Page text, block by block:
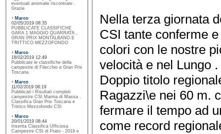
eventuali anomalie riscontrate .
Grazie
Marco
02/05/2019 08:35
PUBBLICATE CLASSIFICHE
GARA 1 MAGGIO QUARRATA ,
GRAN PRIX MONTALBANO E
TRITTICO MEZZOFONDO
Marco
18/02/2019 12:49
Pubblicate le classifiche della
campestre di Filecchio e Gran Prix
Toscana
Marco
11/02/2019 08:19
Pubblicati i Risultati completi
campestre CSI Marina di Massa ,
Classifica Gran Prix Toscana e
Trittico Mezzofondo CSI
Marco
20/01/2019 08:44
Inserita Classifica Ufficiosa
Campestre CSI di Prato - 2019 e
Nella terza giornata
CSI tante conferme
colori con le nostre
velocità e nel Lungo .
Doppio titolo
Ragazzi\e nei 60 m.
fermare il tempo ad
come record